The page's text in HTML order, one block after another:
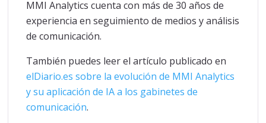
MMI Analytics cuenta con más de 30 años de
experiencia en seguimiento de medios y análisis
de comunicación.
También puedes leer el artículo publicado en
elDiario.es sobre la evolución de MMI Analytics
y su aplicación de IA a los gabinetes de
comunicación.